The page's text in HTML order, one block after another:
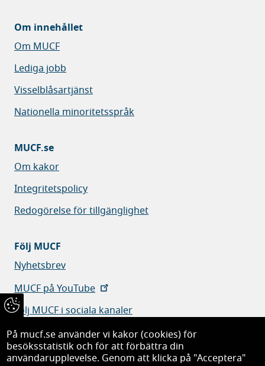
Om innehållet
Om MUCF
Lediga jobb
Visselblåsartjänst
Nationella minoritetsspråk
MUCF.se
Om kakor
Integritetspolicy
Redogörelse för tillgänglighet
Följ MUCF
Nyhetsbrev
MUCF på YouTube
Följ MUCF i sociala kanaler
På mucf.se använder vi kakor (cookies) för
besöksstatistik och för att förbättra din
användarupplevelse. Genom att klicka på "Acceptera"